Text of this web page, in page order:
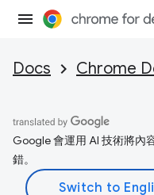
Docs Chrome
Google 會運用 AI 技術將內
錯。